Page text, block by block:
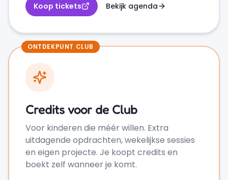
Koop tickets Bekijk agenda
ONTDEKPUNT CLUB
Credits voor de Club
Voor kinderen die méér willen. Extra
uitdagende opdrachten, wekelijkse sessies
en eigen projecte. Je koopt credits en
boekt zelf wanneer je komt.